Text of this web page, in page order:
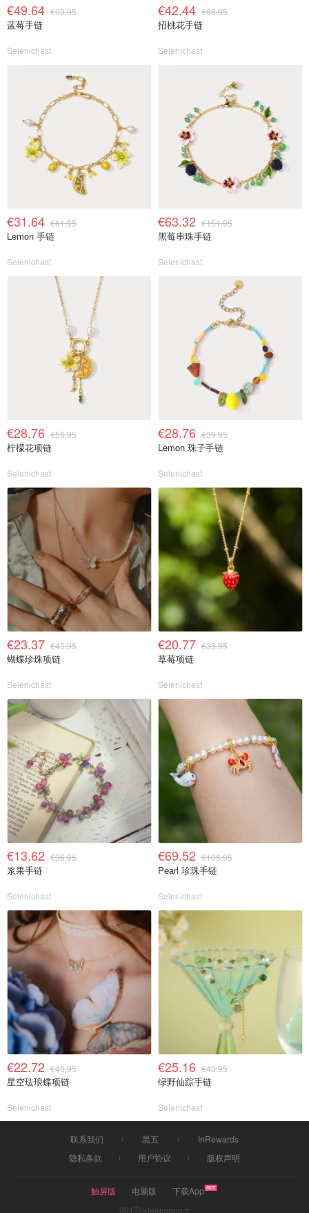
€49.64 €98.95
蓝莓手链
Selenichast
€42.44 €66.95
招桃花手链
Selenichast
€31.64 €61.95
Lemon 手链
Selenichast
€63.32 €151.95
黑莓串珠手链
Selenichast
€28.76 €56.95
柠檬花项链
Selenichast
€28.76 €39.95
Lemon 珠子手链
Selenichast
€23.37 €43.95
蝴蝶珍珠项链
Selenichast
€20.77 €35.95
草莓项链
Selenichast
€13.62 €36.95
浆果手链
Selenichast
€69.52 €106.95
Pearl 珍珠手链
Selenichast
€22.72 €40.95
星空珐琅蝶项链
Selenichast
€25.16 €43.95
绿野仙踪手链
Selenichast
联系我们 黑五
InRewards
隐私条款
用户协议 版权声明
触屏版 电脑版
下载App
2017©dealmoon.fr